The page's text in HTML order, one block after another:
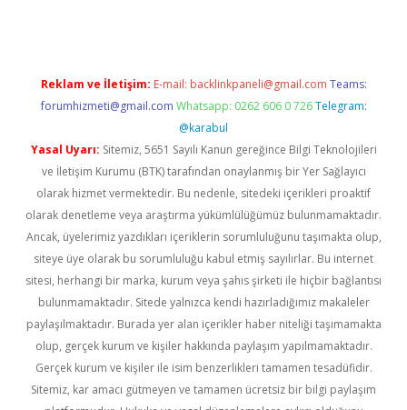
Reklam ve İletişim: E-mail: backlinkpaneli@gmail.com Teams:
forumhizmeti@gmail.com Whatsapp: 0262 606 0 726 Telegram:
@karabul
Yasal Uyarı: Sitemiz, 5651 Sayılı Kanun gereğince Bilgi Teknolojileri
ve İletişim Kurumu (BTK) tarafından onaylanmış bir Yer Sağlayıcı
olarak hizmet vermektedir. Bu nedenle, sitedeki içerikleri proaktif
olarak denetleme veya araştırma yükümlülüğümüz bulunmamaktadır.
Ancak, üyelerimiz yazdıkları içeriklerin sorumluluğunu taşımakta olup,
siteye üye olarak bu sorumluluğu kabul etmiş sayılırlar. Bu internet
sitesi, herhangi bir marka, kurum veya şahıs şirketi ile hiçbir bağlantısı
bulunmamaktadır. Sitede yalnızca kendi hazırladığımız makaleler
paylaşılmaktadır. Burada yer alan içerikler haber niteliği taşımamakta
olup, gerçek kurum ve kişiler hakkında paylaşım yapılmamaktadır.
Gerçek kurum ve kişiler ile isim benzerlikleri tamamen tesadüfidir.
Sitemiz, kar amacı gütmeyen ve tamamen ücretsiz bir bilgi paylaşım